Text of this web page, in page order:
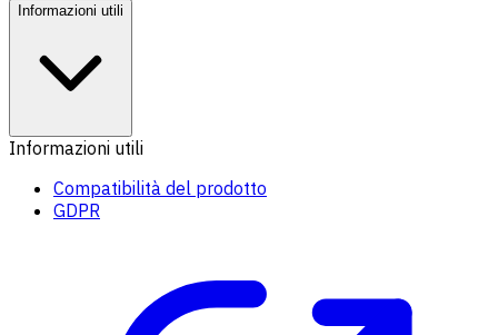
Informazioni utili
Informazioni utili
Compatibilità del prodotto
GDPR